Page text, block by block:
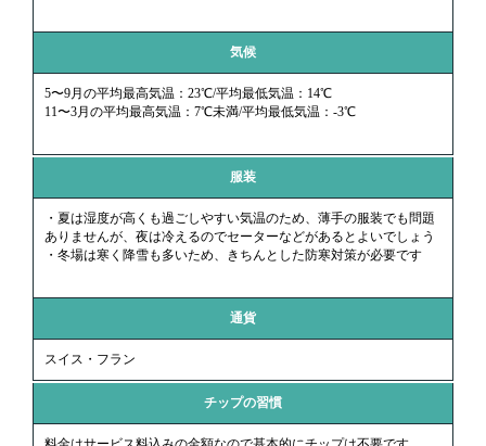
気候
5〜9月の平均最高気温：23℃/平均最低気温：14℃
11〜3月の平均最高気温：7℃未満/平均最低気温：-3℃
服装
・夏は湿度が高くも過ごしやすい気温のため、薄手の服装でも問題
ありませんが、夜は冷えるのでセーターなどがあるとよいでしょう
・冬場は寒く降雪も多いため、きちんとした防寒対策が必要です
通貨
スイス・フラン
チップの習慣